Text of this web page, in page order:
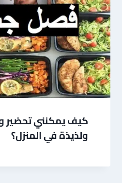
كيف يمكنني تحضير
ولذيذة في المنزل؟